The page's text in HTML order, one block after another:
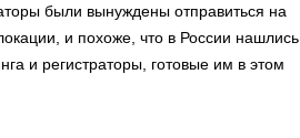
были вынуждены отправиться на
и похоже, что в России нашлись
и регистраторы, готовые им в этом